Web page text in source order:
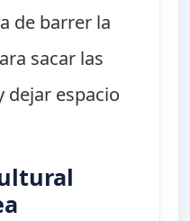
de barrer la
sacar las
dejar espacio